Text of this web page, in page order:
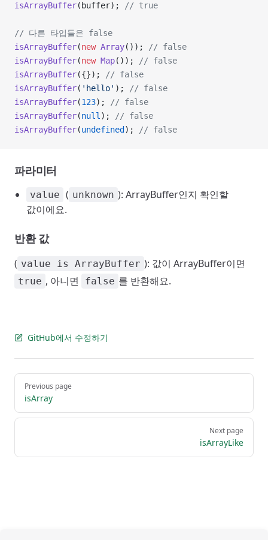
isArrayBuffer(buffer); // true
// 다른 타입들은 false
isArrayBuffer(new Array());
// false
isArrayBuffer(new Map());
// false
isArrayBuffer({});
// false
isArrayBuffer( 'hello' );
// false
isArrayBuffer(123);
// false
isArrayBuffer(null );
// false
isArrayBuffer(undefined ); // false
파라미터
value ( unknown ): ArrayBuffer인지 확인할
값이에요.
반환 값
( value is ArrayBuffer ): 값이 ArrayBuffer이면
true , 아니면 false 를 반환해요.
GitHub에서 수정하기
Pager
Previous page
isArray
Next page
isArrayLike